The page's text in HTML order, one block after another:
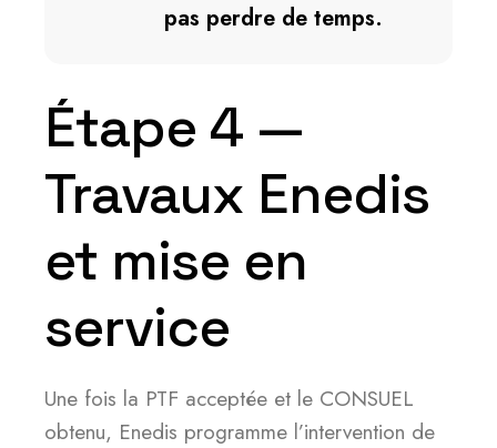
pas perdre de temps.
Étape 4 —
Travaux Enedis
et mise en
service
Une fois la PTF acceptée et le CONSUEL
obtenu, Enedis programme l’intervention de